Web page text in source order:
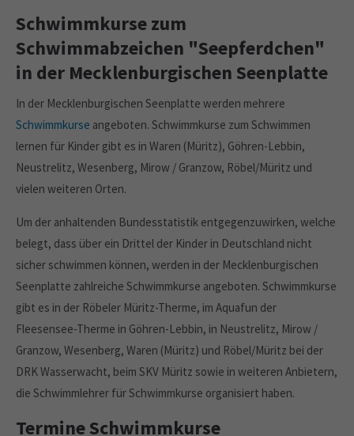
Schwimmkurse zum
Schwimmabzeichen "Seepferdchen"
in der Mecklenburgischen Seenplatte
In der Mecklenburgischen Seenplatte werden mehrere
Schwimmkurse angeboten. Schwimmkurse zum Schwimmen
lernen für Kinder gibt es in Waren (Müritz), Göhren-Lebbin,
Neustrelitz, Wesenberg, Mirow / Granzow, Röbel/Müritz und
vielen weiteren Orten.
Um der anhaltenden Bundesstatistik entgegenzuwirken, welche
belegt, dass über ein Drittel der Kinder in Deutschland nicht
sicher schwimmen können, werden in der Mecklenburgischen
Seenplatte zahlreiche Schwimmkurse angeboten. Schwimmkurse
gibt es in der Röbeler Müritz-Therme, im Aquafun der
Fleesensee-Therme in Göhren-Lebbin, in Neustrelitz, Mirow /
Granzow, Wesenberg, Waren (Müritz) und Röbel/Müritz bei der
DRK Wasserwacht, beim SKV Müritz sowie in weiteren Anbietern,
die Schwimmlehrer für Schwimmkurse organisiert haben.
Termine Schwimmkurse